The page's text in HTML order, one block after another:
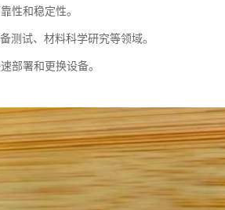
性和稳定性。
测试、材料科学研究等领域。
部署和更换设备。